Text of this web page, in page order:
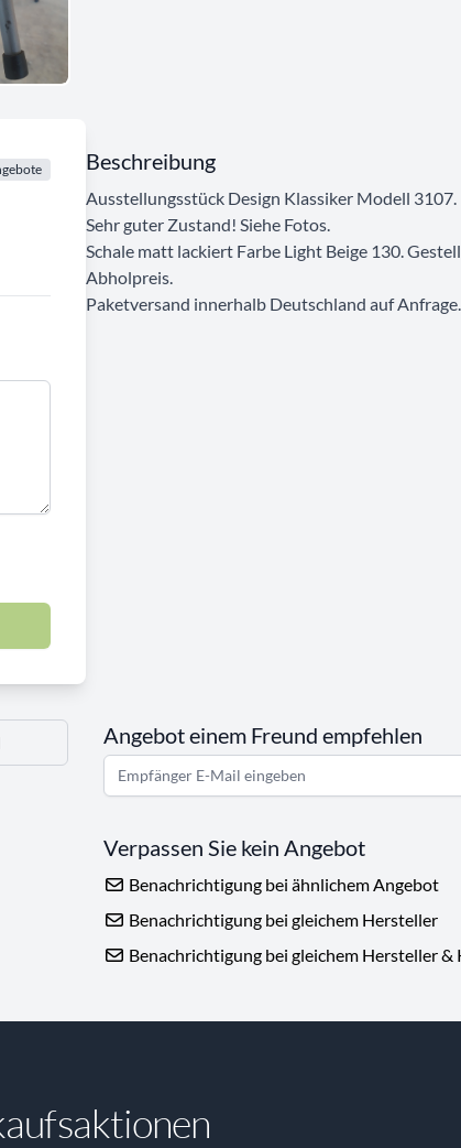
Beschreibung
Ausstellungsstück Design Klassiker Modell 3107.
Sehr guter Zustand! Siehe Fotos.
Schale matt lackiert Farbe Light Beige 130.
Abholpreis.
Paketversand innerhalb Deutschland auf Anfrage.
Angebot einem Freund empfehlen
Verpassen Sie kein Angebot
Benachrichtigung bei ähnlichem Angebot
Benachrichtigung bei gleichem Hersteller
Benachrichtigung bei gleichem Hersteller &